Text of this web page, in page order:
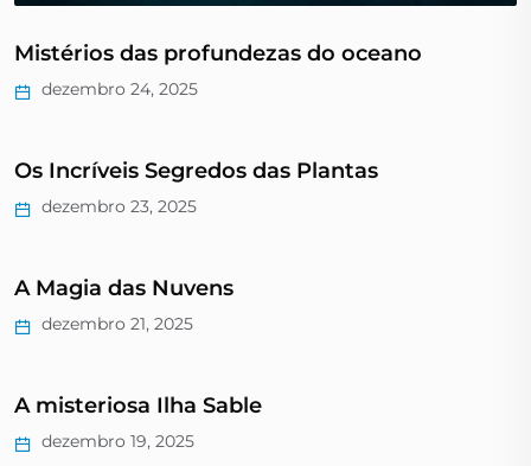
Mistérios das profundezas do oceano
dezembro 24, 2025
Os Incríveis Segredos das Plantas
dezembro 23, 2025
A Magia das Nuvens
dezembro 21, 2025
A misteriosa Ilha Sable
dezembro 19, 2025